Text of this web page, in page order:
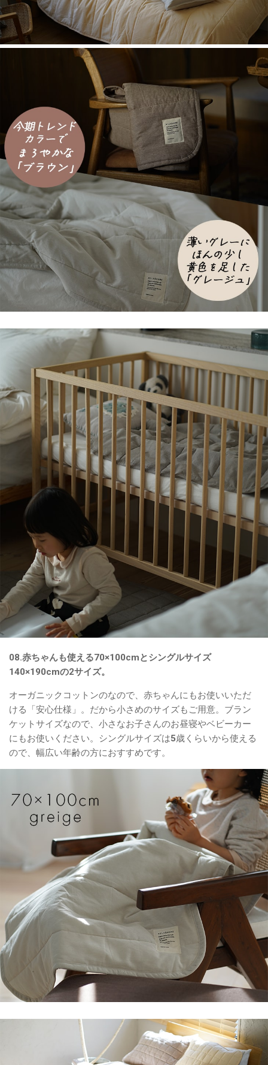
08.赤ちゃんも使える70×100cmとシングルサイズ
140×190cmの2サイズ。
オーガニックコットンのなので、赤ちゃんにもお使いいただ
ける「安心仕様」。だから小さめのサイズもご用意。ブラン
ケットサイズなので、小さなお子さんのお昼寝やベビーカー
にもお使いください。シングルサイズは5歳くらいから使える
ので、幅広い年齢の方におすすめです。